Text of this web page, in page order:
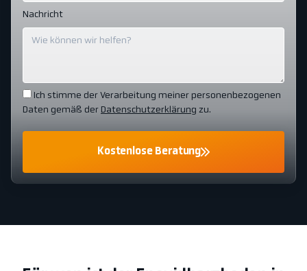
Nachricht
Ich stimme der Verarbeitung meiner personenbezogenen
Daten gemäß der Datenschutzerklärung zu.
Kostenlose Beratung